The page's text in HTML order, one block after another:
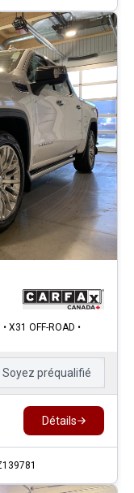
X31 OFF-ROAD •
Soyez préqualifié
Détails